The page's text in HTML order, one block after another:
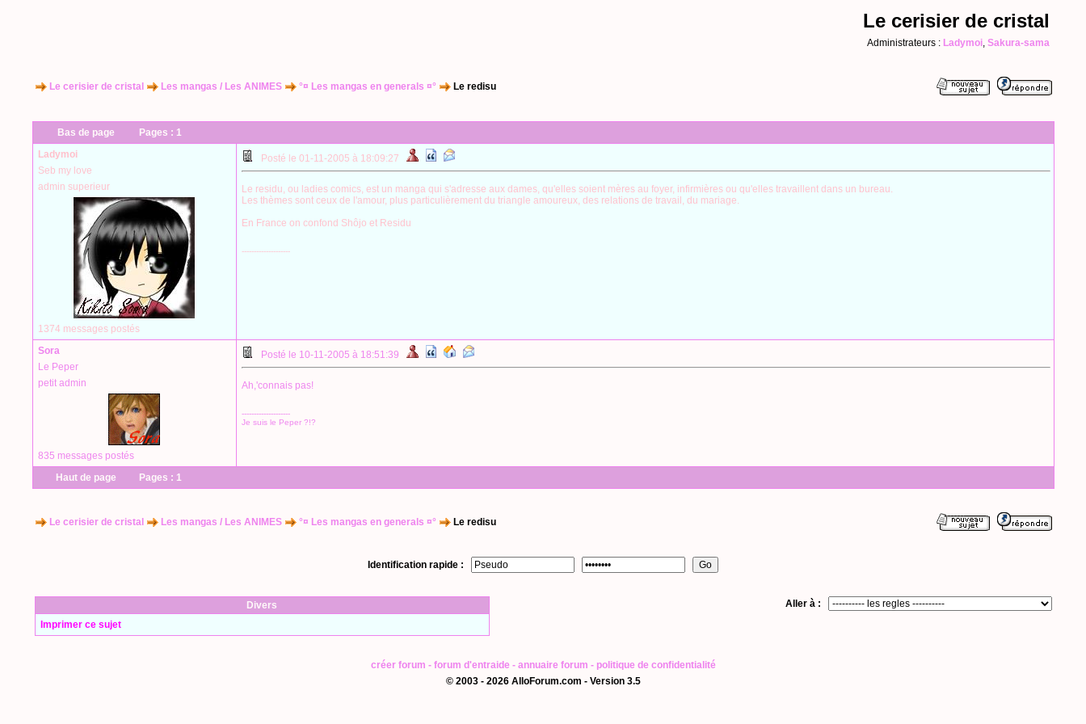
Le cerisier de cristal
Administrateurs : Ladymoi, Sakura-sama
Le cerisier de cristal Les mangas / Les ANIMES °¤ Les mangas en generals ¤° Le redisu
Bas de page Pages : 1
Ladymoi
Seb my love
admin superieur
1374 messages postés
Posté le 01-11-2005 à 18:09:27
Le residu, ou ladies comics, est un manga qui s'adresse aux dames, qu'elles soient mères au foyer, infirmières ou qu'elles travaillent dans un bureau.
Les thèmes sont ceux de l'amour, plus particulièrement du triangle amoureux, des relations de travail, du mariage.
En France on confond Shôjo et Residu
--------------------
Sora
Le Peper
petit admin
835 messages postés
Posté le 10-11-2005 à 18:51:39
Ah,'connais pas!
--------------------
Je suis le Peper ?!?
Haut de page Pages : 1
Le cerisier de cristal Les mangas / Les ANIMES °¤ Les mangas en generals ¤° Le redisu
Identification rapide :
Divers
Imprimer ce sujet
Aller à :
créer forum - forum d'entraide- annuaire forum - politique de confidentialité
© 2003 - 2026 AlloForum.com - Version 3.5